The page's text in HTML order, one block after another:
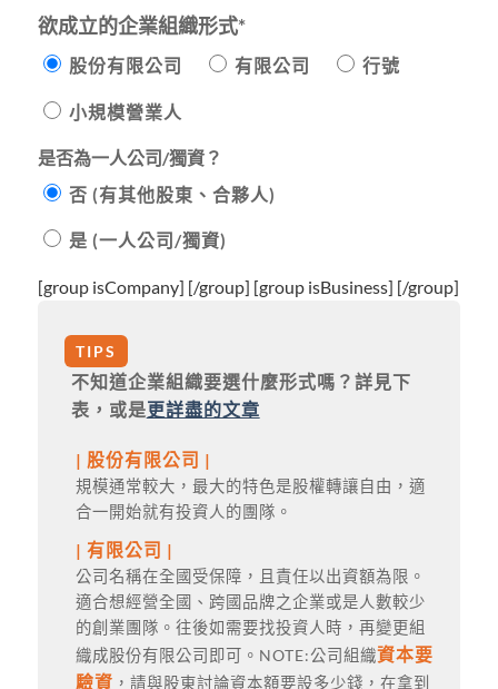
欲成立的企業組織形式*
股份有限公司 有限公司 行號
小規模營業人
是否為一人公司/獨資？
否 (有其他股東、合夥人)
是 (一人公司/獨資)
[group isCompany] [/group] [group isBusiness] [/group]
TIPS
不知道企業組織要選什麼形式嗎？詳見下
表，或是更詳盡的文章
| 股份有限公司 |
規模通常較大，最大的特色是股權轉讓自由，適
合一開始就有投資人的團隊。
| 有限公司 |
公司名稱在全國受保障，且責任以出資額為限。
適合想經營全國、跨國品牌之企業或是人數較少
的創業團隊。往後如需要找投資人時，再變更組
織成股份有限公司即可。NOTE:公司組織資本要
驗資 ，請與股東討論資本額要設多少錢，在拿到